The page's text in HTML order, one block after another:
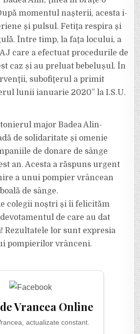
momentul naşterii, acesta i-
şi pulsul. Fetiţa respira şi
Între timp, la faţa locului, a
care a efectuat procedurile de
caz și au preluat bebelușul. În
subofiţerul a primit
lunii ianuarie 2020” la I.S.U.
major Badea Alin-
de solidaritate și omenie
de donare de sânge
an. Acesta a răspuns urgent
a unui pompier vrâncean
de sânge.
colegii noştri şi îi felicităm
de care au dat
Rezultatele lor sunt expresia
pompierilor vrânceni.
Vrancea Online
actualizate constant.